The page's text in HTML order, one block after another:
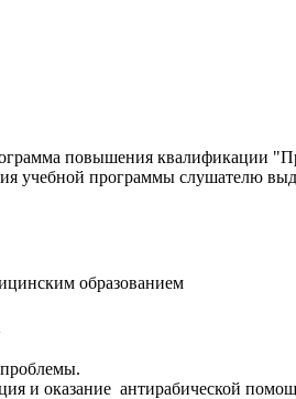
повышения квалификации
учебной программы слушателю
образованием
и оказание антирабической